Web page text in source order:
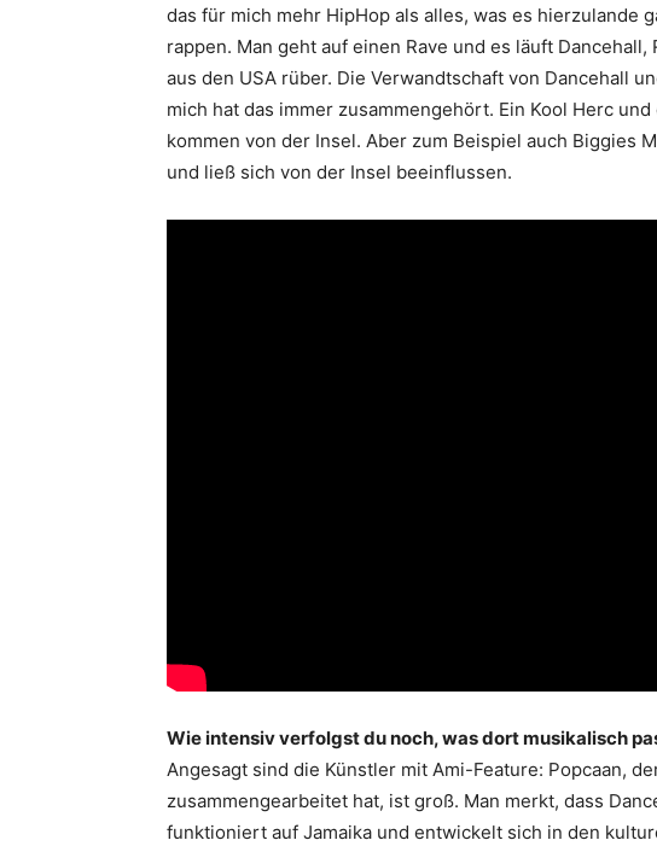
das für mich mehr HipHop als alles, was es hierzulande
rappen. Man geht auf einen Rave und es läuft Dancehall,
aus den USA rüber. Die Verwandtschaft von Dancehall
mich hat das immer zusammengehört. Ein Kool Herc
kommen von der Insel. Aber zum Beispiel auch Biggies
und ließ sich von der Insel beeinflussen.
Wie intensiv verfolgst du noch, was dort musikalisch
Angesagt sind die Künstler mit Ami-Feature: Popcaan,
zusammengearbeitet hat, ist groß. Man merkt, dass
funktioniert auf Jamaika und entwickelt sich in den